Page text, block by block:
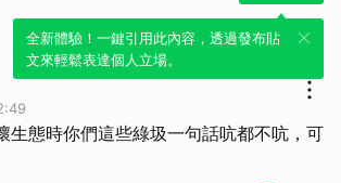
全新體驗！一鍵引用此內容，透過發布貼
文來輕鬆表達個人立場。
生態時你們這些綠圾一句話吭都不吭，可